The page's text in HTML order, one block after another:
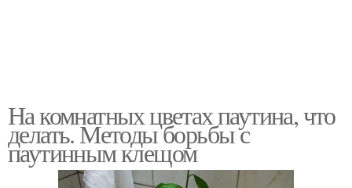
На комнатных цветах паутина, что
делать. Методы борьбы с
паутинным клещом